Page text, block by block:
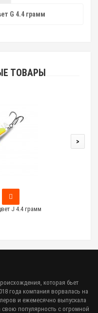
G 4.4 грамм
ТОВАРЫ
J 4.4 грамм
>
которая бьет
года компания ворвалась на
и ежемесячно выпускала
популярность с огромной